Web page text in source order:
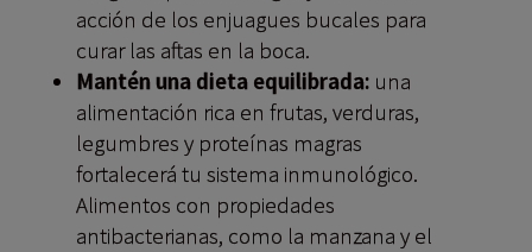
acción de los enjuagues bucales para
curar las aftas en la boca.
Mantén una dieta equilibrada:una
alimentación rica en frutas, verduras,
legumbres y proteínas magras
fortalecerá tu sistema inmunológico.
Alimentos con propiedades
antibacterianas, como la manzana y el